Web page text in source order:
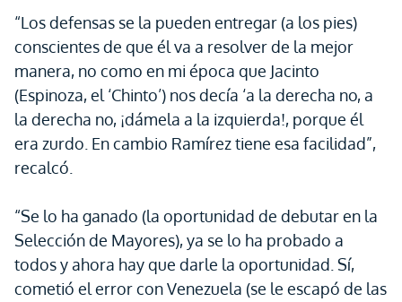
“Los defensas se la pueden entregar (a los pies)
conscientes de que él va a resolver de la mejor
manera, no como en mi época que Jacinto
(Espinoza, el ‘Chinto’) nos decía ‘a la derecha no, a
la derecha no, ¡dámela a la izquierda!, porque él
era zurdo. En cambio Ramírez tiene esa facilidad”,
recalcó.
“Se lo ha ganado (la oportunidad de debutar en la
Selección de Mayores), ya se lo ha probado a
todos y ahora hay que darle la oportunidad. Sí,
cometió el error con Venezuela (se le escapó de las